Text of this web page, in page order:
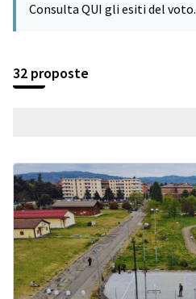
Consulta QUI gli esiti del voto.
32 proposte